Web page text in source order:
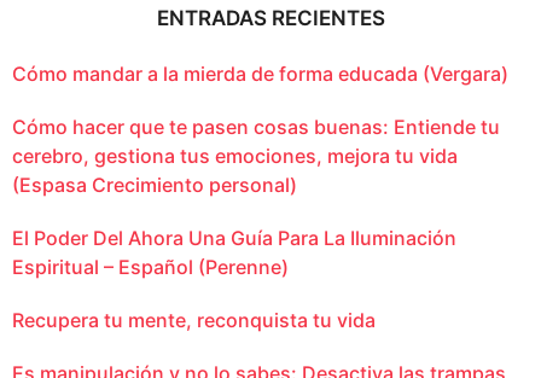
ENTRADAS RECIENTES
Cómo mandar a la mierda de forma educada (Vergara)
Cómo hacer que te pasen cosas buenas: Entiende tu
cerebro, gestiona tus emociones, mejora tu vida
(Espasa Crecimiento personal)
El Poder Del Ahora Una Guía Para La Iluminación
Espiritual – Español (Perenne)
Recupera tu mente, reconquista tu vida
Es manipulación y no lo sabes: Desactiva las trampas